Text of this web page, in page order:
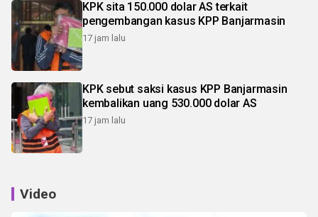
KPK sita 150.000 dolar AS terkait
pengembangan kasus KPP Banjarmasin
17 jam lalu
KPK sebut saksi kasus KPP Banjarmasin
kembalikan uang 530.000 dolar AS
17 jam lalu
Video